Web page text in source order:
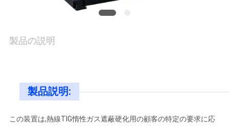
理
引
用
製品の説明
製品説明:
この装置は,熱線TIG惰性ガス遮蔽硬化用の顧客の特定の要求に応